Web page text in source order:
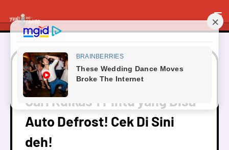
Beranda Teknologi
Cari Kulkas 1 Pintu yang Bisa
Auto Defrost! Cek Di Sini deh!
Cari Kulkas 1 Pintu yang Bisa
Auto Defrost! Cek Di Sini
deh!